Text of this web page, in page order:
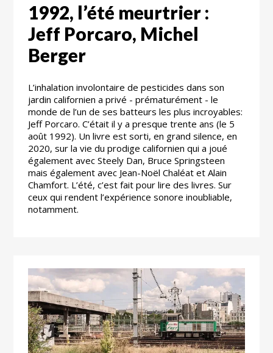
1992, l’été meurtrier :
Jeff Porcaro, Michel
Berger
L’inhalation involontaire de pesticides dans son
jardin californien a privé - prématurément - le
monde de l’un de ses batteurs les plus incroyables:
Jeff Porcaro. C’était il y a presque trente ans (le 5
août 1992). Un livre est sorti, en grand silence, en
2020, sur la vie du prodige californien qui a joué
également avec Steely Dan, Bruce Springsteen
mais également avec Jean-Noël Chaléat et Alain
Chamfort. L’été, c’est fait pour lire des livres. Sur
ceux qui rendent l’expérience sonore inoubliable,
notamment.